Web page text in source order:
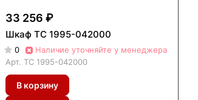
33 256 ₽
Шкаф ТС 1995-042000
0
Наличие уточняйте у менеджера
Арт. ТС 1995-042000
В корзину